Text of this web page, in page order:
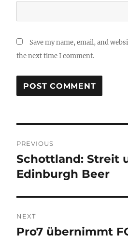
Save my name, email, and
the next time I comment.
navigation
PREVIOUS
Previous
post:
Schottland: Streit
Edinburgh Beer
NEXT
Next
Pro7 übernimmt